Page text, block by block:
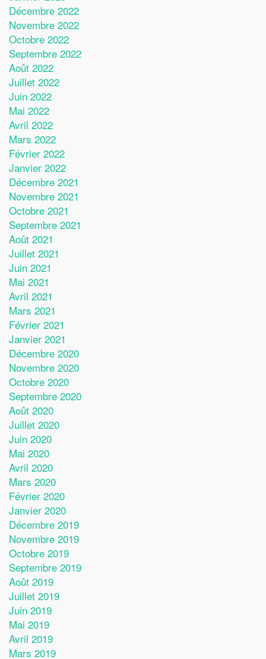
Décembre 2022
Novembre 2022
Octobre 2022
Septembre 2022
Août 2022
Juillet 2022
Juin 2022
Mai 2022
Avril 2022
Mars 2022
Février 2022
Janvier 2022
Décembre 2021
Novembre 2021
Octobre 2021
Septembre 2021
Août 2021
Juillet 2021
Juin 2021
Mai 2021
Avril 2021
Mars 2021
Février 2021
Janvier 2021
Décembre 2020
Novembre 2020
Octobre 2020
Septembre 2020
Août 2020
Juillet 2020
Juin 2020
Mai 2020
Avril 2020
Mars 2020
Février 2020
Janvier 2020
Décembre 2019
Novembre 2019
Octobre 2019
Septembre 2019
Août 2019
Juillet 2019
Juin 2019
Mai 2019
Avril 2019
Mars 2019